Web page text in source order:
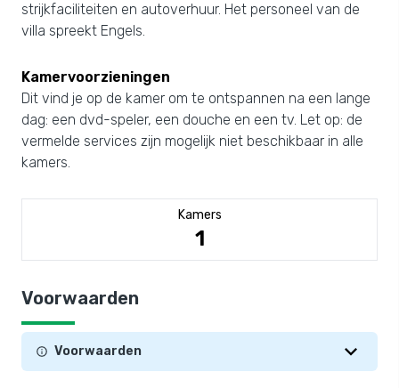
strijkfaciliteiten en autoverhuur. Het personeel van de
villa spreekt Engels.
Kamervoorzieningen
Dit vind je op de kamer om te ontspannen na een lange
dag: een dvd-speler, een douche en een tv. Let op: de
vermelde services zijn mogelijk niet beschikbaar in alle
kamers.
Kamers
1
Voorwaarden
Voorwaarden